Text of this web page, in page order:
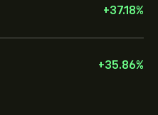
+37.18%
+35.86%